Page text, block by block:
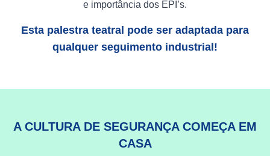
e importância dos EPI’s.
Esta palestra teatral pode ser adaptada para
qualquer seguimento industrial!
A CULTURA DE SEGURANÇA COMEÇA EM
CASA